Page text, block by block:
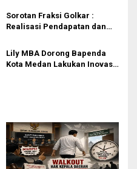
Sorotan Fraksi Golkar :
Realisasi Pendapatan dan
Bawah Target, Ini Faktor
Penyebabnya
Lily MBA Dorong Bapenda
Kota Medan Lakukan Inovasi